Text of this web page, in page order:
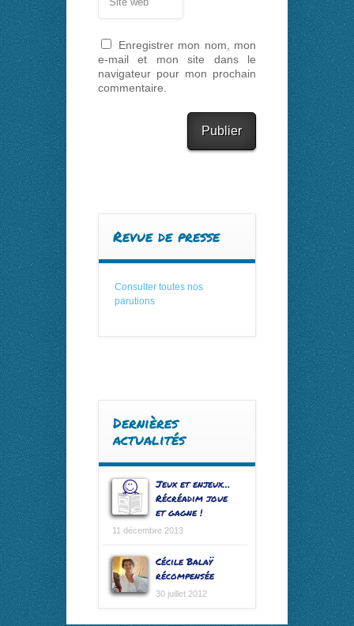
Enregistrer mon nom, mon
e-mail et mon site dans le
navigateur pour mon prochain
commentaire.
Revue de presse
Consulter toutes nos
parutions
Dernières
actualités
Jeux et enjeux…
Récréadim joue
et gagne !
11 décembre 2013
Cécile Balaÿ
récompensée
30 juillet 2012